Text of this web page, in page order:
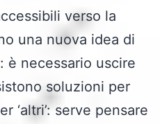
verso la
una nuova idea di
è necessario uscire
soluzioni per
‘altri’: serve pensare